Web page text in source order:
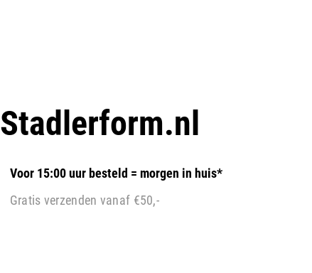
Stadlerform.nl
Voor 15:00 uur besteld = morgen in huis*
Gratis verzenden vanaf €50,-